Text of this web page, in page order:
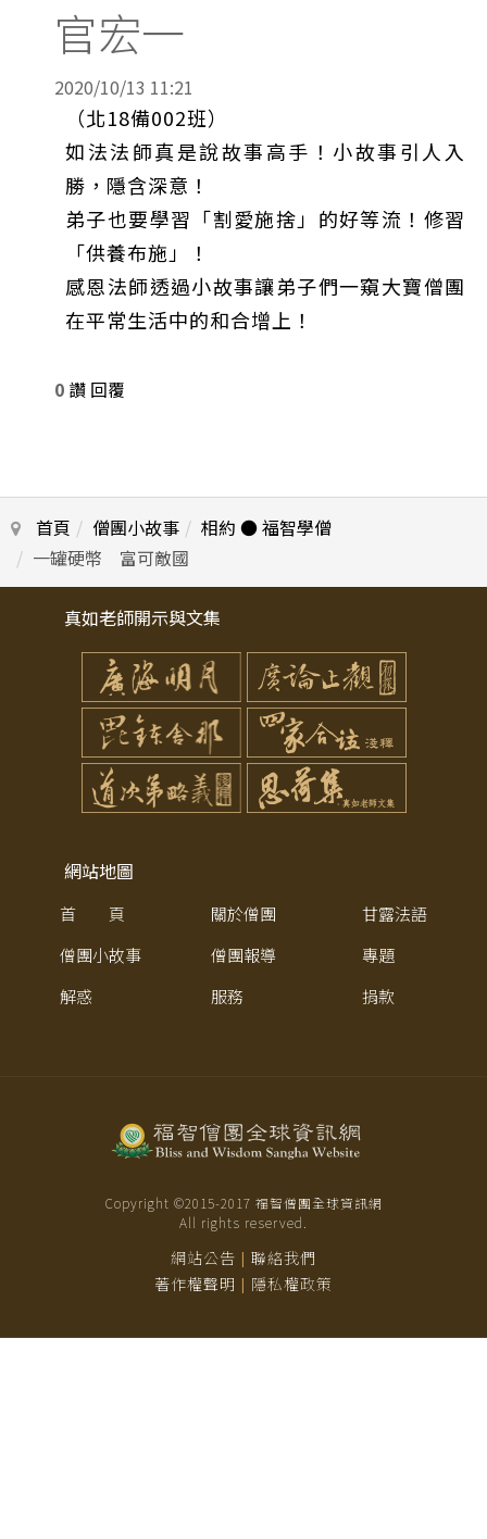
官宏一
2020/10/13 11:21
（北18備002班）
如法法師真是說故事高手！小故事引人入
勝，隱含深意！
弟子也要學習「割愛施捨」的好等流！修習
「供養布施」！
感恩法師透過小故事讓弟子們一窺大寶僧團
在平常生活中的和合增上！
0 讚 回覆
首頁 僧團小故事
相約 ● 福智學僧
一罐硬幣 富可敵國
真如老師開示與文集
網站地圖
首 頁 關於僧團
甘露法語
僧團小故事
僧團報導
專題
解惑
服務 捐款
Copyright ©2015-2017 福智僧團全球資訊網
All rights reserved.
網站公告 | 聯絡我們
著作權聲明 | 隱私權政策